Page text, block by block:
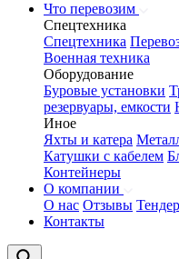
Что перевозим
Спецтехника
Спецтехника
Военная техника
Оборудование
Буровые установки
резервуары, емкости
Иное
Яхты и катера
Катушки с кабелем
Контейнеры
О компании
О нас Отзывы
Контакты